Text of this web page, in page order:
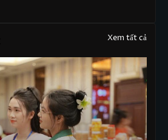
Xem tất cả